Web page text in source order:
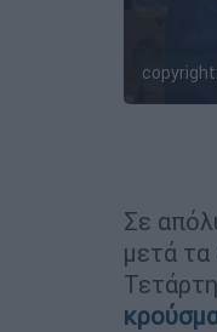
Σε
μετά τα